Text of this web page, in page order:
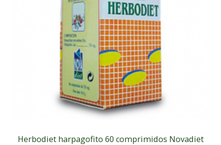
Herbodiet harpagofito 60 comprimidos Novadiet